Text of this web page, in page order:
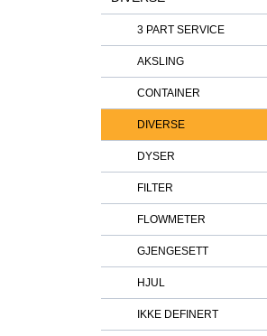
3 PART SERVICE
AKSLING
CONTAINER
DIVERSE
DYSER
FILTER
FLOWMETER
GJENGESETT
HJUL
IKKE DEFINERT